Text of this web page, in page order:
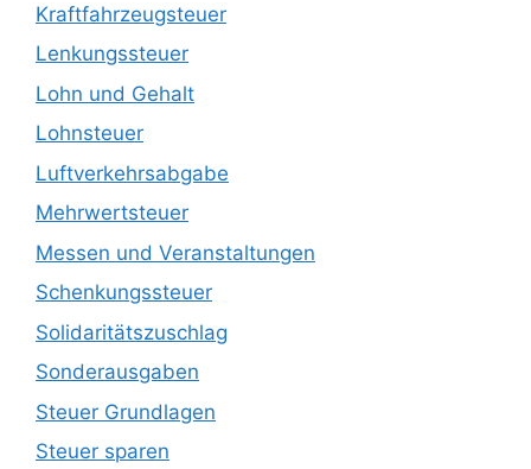
Kraftfahrzeugsteuer
Lenkungssteuer
Lohn und Gehalt
Lohnsteuer
Luftverkehrsabgabe
Mehrwertsteuer
Messen und Veranstaltungen
Schenkungssteuer
Solidaritätszuschlag
Sonderausgaben
Steuer Grundlagen
Steuer sparen